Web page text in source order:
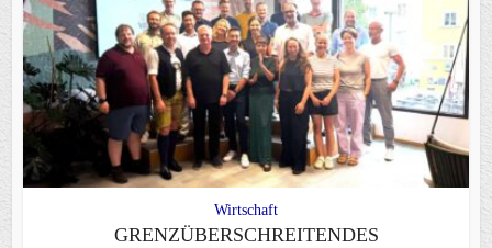
Wirtschaft
GRENZÜBERSCHREITENDES